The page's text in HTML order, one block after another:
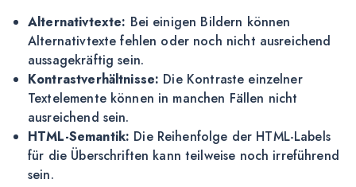
Alternativtexte: Bei einigen Bildern können
Alternativtexte fehlen oder noch nicht ausreichend
aussagekräftig sein.
Kontrastverhältnisse: Die Kontraste einzelner
Textelemente können in manchen Fällen nicht
ausreichend sein.
HTML-Semantik: Die Reihenfolge der HTML-Labels
für die Überschriften kann teilweise noch irreführend
sein.